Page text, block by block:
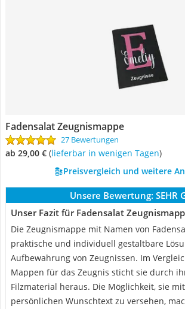
Fadensalat Zeugnismappe
27 Bewertungen
ab 29,00 € ( Lieferbar in wenigen Tagen)
Preisvergleich und weitere
Unsere Bewertung: SEHR
Unser Fazit für Fadensalat
Die Zeugnismappe mit Namen von
praktische und individuell gestaltbare
Aufbewahrung von Zeugnissen. Im
Mappen für das Zeugnis sticht sie durch
Filzmaterial heraus. Die Möglichkeit, sie
persönlichen Wunschtext zu versehen,